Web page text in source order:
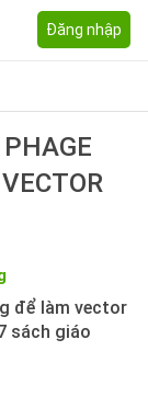
Đăng nhập
để làm vector
sách giáo